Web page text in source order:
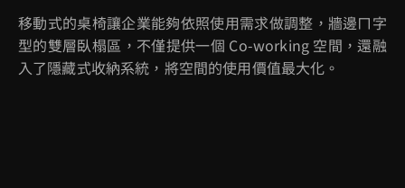
移動式的桌椅讓企業能夠依照使用需求做調整，牆邊ㄇ字
型的雙層臥榻區，不僅提供一個 Co-working 空間，還融
入了隱藏式收納系統，將空間的使用價值最大化。